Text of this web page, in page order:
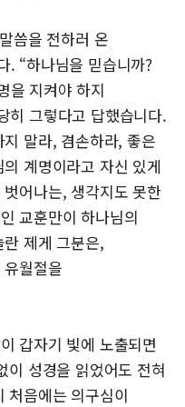
씀을 전하러 온
. “하나님을 믿습니까?
을 지켜야 하지
히 그렇다고 답했습니다.
말라, 겸손하라, 좋은
계명이라고 자신 있게
어나는, 생각지도 못한
교훈만이 하나님의
제게 그분은,
월절을
갑자기 빛에 노출되면
이 성경을 읽었어도 전혀
처음에는 의구심이